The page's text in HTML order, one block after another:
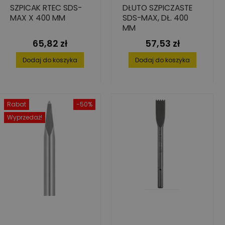
SZPICAK RTEC SDS-
MAX X 400 MM
Cena
65,82 zł
Dodaj do koszyka
DŁUTO SZPICZASTE
SDS-MAX, DŁ. 400
MM
Cena
57,53 zł
Dodaj do koszyka
-50%
Rabat
Wyprzedaż!